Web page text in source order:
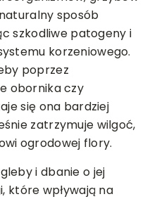
sposób
szkodliwe patogeny i
korzeniowego.
poprzez
obornika czy
się ona bardziej
zatrzymuje wilgoć,
ogrodowej flory.
i dbanie o jej
które wpływają na